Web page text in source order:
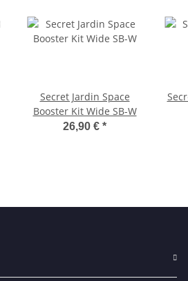
Secret Jardin Space
Booster Kit Wide SB-W
26,90 € *